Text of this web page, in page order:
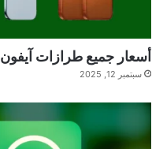
أسعار جميع طرازات آيفون 17 في سوريا
سبتمبر 12, 2025